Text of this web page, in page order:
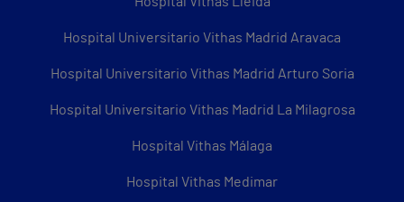
Hospital Universitario Vithas Madrid Aravaca
Hospital Universitario Vithas Madrid Arturo Soria
Hospital Universitario Vithas Madrid La Milagrosa
Hospital Vithas Málaga
Hospital Vithas Medimar